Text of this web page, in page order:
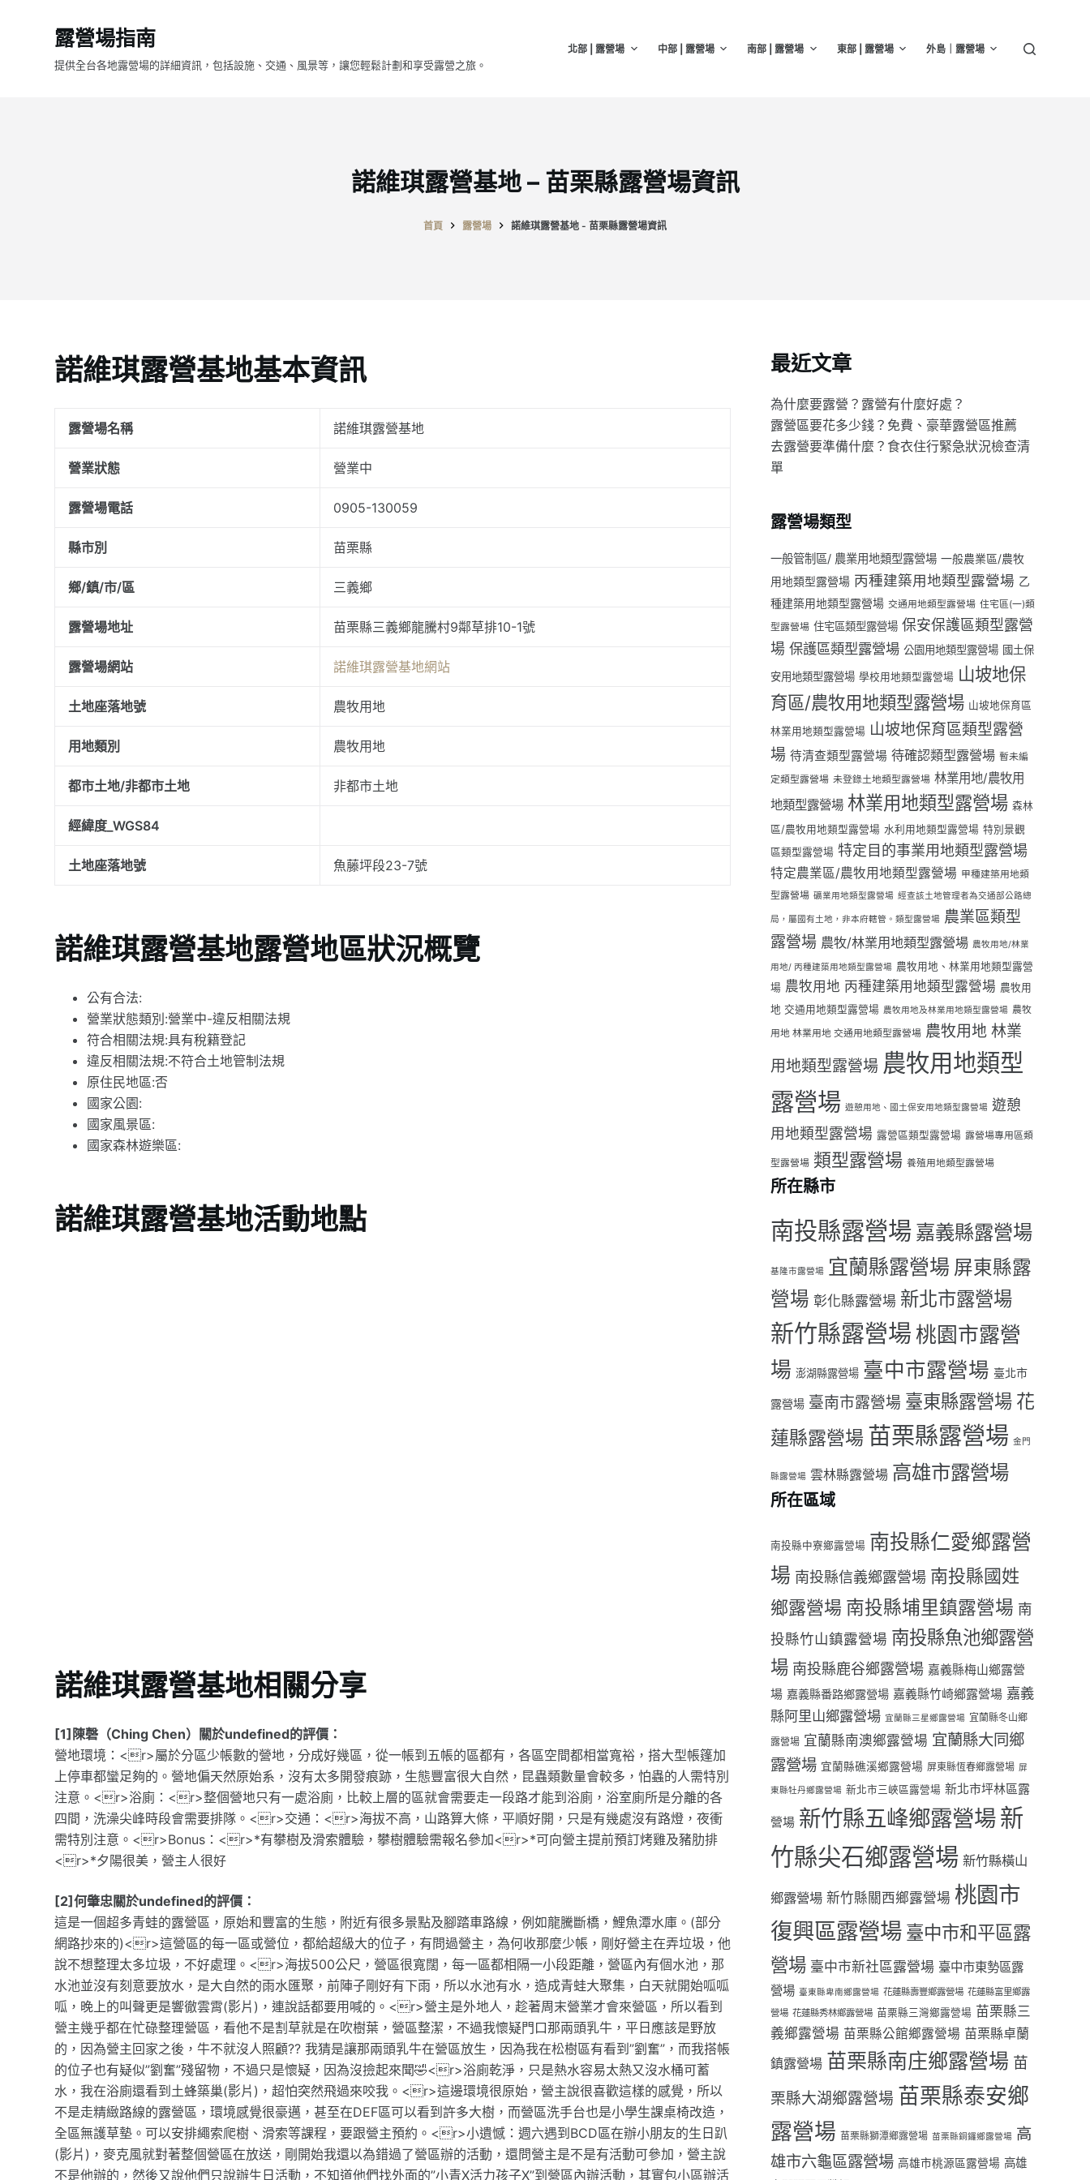
露營場指南
提供全台各地露營場的詳細資訊，包括設施、交通、風景等，讓您輕鬆計劃和享受露營之旅。
北部 | 露營場 中部 | 露營場 南部 | 露營場 東部 | 露營場 外島｜露營場
諾維琪露營基地 – 苗栗縣露營場資訊
首頁 露營場 諾維琪露營基地 - 苗栗縣露營場資訊
諾維琪露營基地基本資訊
露營場名稱 諾維琪露營基地
營業狀態 營業中
露營場電話 0905-130059
縣市別 苗栗縣
鄉/鎮/市/區 三義鄉
露營場地址 苗栗縣三義鄉龍騰村9鄰草排10-1號
露營場網站 諾維琪露營基地網站
土地座落地號 農牧用地
用地類別 農牧用地
都市土地/非都市土地 非都市土地
經緯度_WGS84
土地座落地號 魚藤坪段23-7號
諾維琪露營基地露營地區狀況概覽
公有合法:
營業狀態類別:營業中-違反相關法規
符合相關法規:具有稅籍登記
違反相關法規:不符合土地管制法規
原住民地區:否
國家公園:
國家風景區:
國家森林遊樂區:
諾維琪露營基地活動地點
諾維琪露營基地相關分享
[1]陳磬（Ching Chen）關於undefined的評價：
營地環境：<r>屬於分區少帳數的營地，分成好幾區，從一帳到五帳的區都有，各區空間都相當寬裕，搭大型帳篷加
上停車都蠻足夠的。營地偏天然原始系，沒有太多開發痕跡，生態豐富很大自然，昆蟲類數量會較多，怕蟲的人需特別
注意。<r>浴廁：<r>整個營地只有一處浴廁，比較上層的區就會需要走一段路才能到浴廁，浴室廁所是分離的各
四間，洗澡尖峰時段會需要排隊。<r>交通：<r>海拔不高，山路算大條，平順好開，只是有幾處沒有路燈，夜衝
需特別注意。<r>Bonus：<r>*有攀樹及滑索體驗，攀樹體驗需報名參加<r>*可向營主提前預訂烤雞及豬肋排
<r>*夕陽很美，營主人很好
[2]何肇忠關於undefined的評價：
這是一個超多青蛙的露營區，原始和豐富的生態，附近有很多景點及腳踏車路線，例如龍騰斷橋，鯉魚潭水庫。(部分
網路抄來的)<r>這營區的每一區或營位，都給超級大的位子，有問過營主，為何收那麼少帳，剛好營主在弄垃圾，他
說不想整理太多垃圾，不好處理。<r>海拔500公尺，營區很寬闊，每一區都相隔一小段距離，營區內有個水池，那
水池並沒有刻意要放水，是大自然的雨水匯聚，前陣子剛好有下雨，所以水池有水，造成青蛙大聚集，白天就開始呱呱
呱，晚上的叫聲更是響徹雲霄(影片)，連說話都要用喊的。<r>營主是外地人，趁著周末營業才會來營區，所以看到
營主幾乎都在忙碌整理營區，看他不是割草就是在吹樹葉，營區整潔，不過我懷疑門口那兩頭乳牛，平日應該是野放
的，因為營主回家之後，牛不就沒人照顧?? 我猜是讓那兩頭乳牛在營區放生，因為我在松樹區有看到”劉奮”，而我搭帳
的位子也有疑似”劉奮”殘留物，不過只是懷疑，因為沒撿起來聞🤣<r>浴廁乾淨，只是熱水容易太熱又沒水桶可蓄
水，我在浴廁還看到土蜂築巢(影片)，超怕突然飛過來咬我。<r>這邊環境很原始，營主說很喜歡這樣的感覺，所以
不是走精緻路線的露營區，環境感覺很豪邁，甚至在DEF區可以看到許多大樹，而營區洗手台也是小學生課桌椅改造，
全區無護草墊。可以安排繩索爬樹、滑索等課程，要跟營主預約。<r>小遺憾：週六遇到BCD區在辦小朋友的生日趴
(影片)，麥克風就對著整個營區在放送，剛開始我還以為錯過了營區辦的活動，還問營主是不是有活動可參加，營主說
不是他辦的，然後又說他們只說辦生日活動，不知道他們找外面的”小青X活力孩子X”到營區內辦活動，其實包小區辦活
最近文章
為什麼要露營？露營有什麼好處？
露營區要花多少錢？免費、豪華露營區推薦
去露營要準備什麼？食衣住行緊急狀況檢查清
單
露營場類型
一般管制區/ 農業用地類型露營場 一般農業區/農牧
用地類型露營場 丙種建築用地類型露營場 乙
種建築用地類型露營場 交通用地類型露營場 住宅區(一)類
型露營場 住宅區類型露營場 保安保護區類型露營
場 保護區類型露營場 公園用地類型露營場 國土保
安用地類型露營場 學校用地類型露營場 山坡地保
育區/農牧用地類型露營場 山坡地保育區
林業用地類型露營場 山坡地保育區類型露營
場 待清查類型露營場 待確認類型露營場 暫未編
定類型露營場 未登錄土地類型露營場 林業用地/農牧用
地類型露營場 林業用地類型露營場 森林
區/農牧用地類型露營場 水利用地類型露營場 特別景觀
區類型露營場 特定目的事業用地類型露營場
特定農業區/農牧用地類型露營場 甲種建築用地類
型露營場 礦業用地類型露營場 經查該土地管理者為交通部公路總
局，屬國有土地，非本府轄管。類型露營場 農業區類型
露營場 農牧/林業用地類型露營場 農牧用地/林業
用地/ 丙種建築用地類型露營場 農牧用地、林業用地類型露營
場 農牧用地 丙種建築用地類型露營場 農牧用
地 交通用地類型露營場 農牧用地及林業用地類型露營場 農牧
用地 林業用地 交通用地類型露營場 農牧用地 林業
用地類型露營場 農牧用地類型
露營場 遊憩用地、國土保安用地類型露營場 遊憩
用地類型露營場 露營區類型露營場 露營場專用區類
型露營場 類型露營場 養殖用地類型露營場
所在縣市
南投縣露營場 嘉義縣露營場
基隆市露營場 宜蘭縣露營場 屏東縣露
營場 彰化縣露營場 新北市露營場
新竹縣露營場 桃園市露營
場 澎湖縣露營場 臺中市露營場 臺北市
露營場 臺南市露營場 臺東縣露營場 花
蓮縣露營場 苗栗縣露營場 金門
縣露營場 雲林縣露營場 高雄市露營場
所在區域
南投縣中寮鄉露營場 南投縣仁愛鄉露營
場 南投縣信義鄉露營場 南投縣國姓
鄉露營場 南投縣埔里鎮露營場 南
投縣竹山鎮露營場 南投縣魚池鄉露營
場 南投縣鹿谷鄉露營場 嘉義縣梅山鄉露營
場 嘉義縣番路鄉露營場 嘉義縣竹崎鄉露營場 嘉義
縣阿里山鄉露營場 宜蘭縣三星鄉露營場 宜蘭縣冬山鄉
露營場 宜蘭縣南澳鄉露營場 宜蘭縣大同鄉
露營場 宜蘭縣礁溪鄉露營場 屏東縣恆春鄉露營場 屏
東縣牡丹鄉露營場 新北市三峽區露營場 新北市坪林區露
營場 新竹縣五峰鄉露營場新
竹縣尖石鄉露營場 新竹縣橫山
鄉露營場 新竹縣關西鄉露營場 桃園市
復興區露營場 臺中市和平區露
營場 臺中市新社區露營場 臺中市東勢區露
營場 臺東縣卑南鄉露營場 花蓮縣壽豐鄉露營場 花蓮縣富里鄉露
營場 花蓮縣秀林鄉露營場 苗栗縣三灣鄉露營場 苗栗縣三
義鄉露營場 苗栗縣公館鄉露營場 苗栗縣卓蘭
鎮露營場 苗栗縣南庄鄉露營場 苗
栗縣大湖鄉露營場 苗栗縣泰安鄉
露營場 苗栗縣獅潭鄉露營場 苗栗縣銅鑼鄉露營場 高
雄市六龜區露營場 高雄市桃源區露營場 高雄